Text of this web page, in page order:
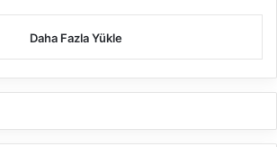
Daha Fazla Yükle